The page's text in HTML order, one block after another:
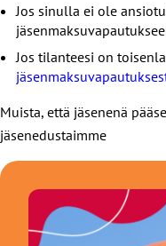
Jos sinulla ei ole
Jos tilanteesi on
Muista, että jäsenenä
jäsenedustaimme